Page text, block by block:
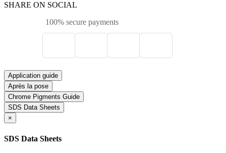
SHARE ON SOCIAL
100% secure payments
Application guide
Après la pose
Chrome Pigments Guide
SDS Data Sheets
×
SDS Data Sheets